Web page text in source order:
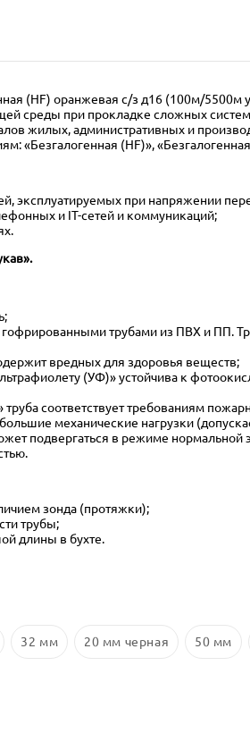
(HF) оранжевая с/з д16 (100м/
среды при прокладке сложных
жилых, административных и
«Безгалогенная (HF)»,
эксплуатируемых при напряжении
и IT-сетей и коммуникаций;
трубами из ПВХ и ПП.
вредных для здоровья веществ;
(УФ)» устойчива к
соответствует требованиям
механические нагрузки
подвергаться в режиме нормальной
зонда (протяжки);
трубы;
длины в бухте.
32 мм 20 мм черная 50 мм